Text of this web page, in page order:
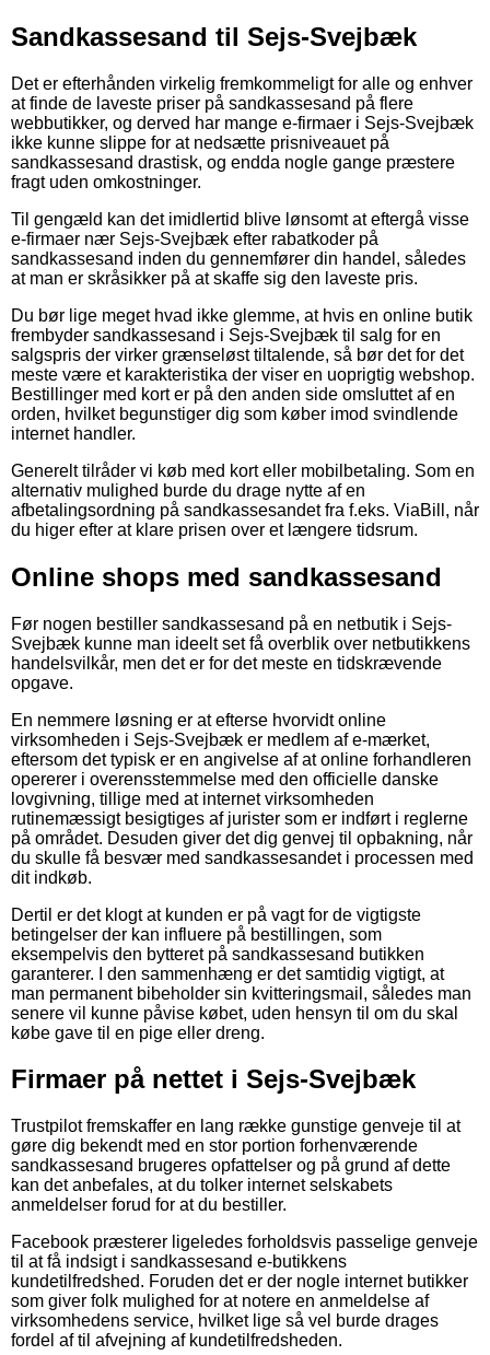
Sandkassesand til Sejs-Svejbæk
Det er efterhånden virkelig fremkommeligt for alle og enhver
at finde de laveste priser på sandkassesand på flere
webbutikker, og derved har mange e-firmaer i Sejs-Svejbæk
ikke kunne slippe for at nedsætte prisniveauet på
sandkassesand drastisk, og endda nogle gange præstere
fragt uden omkostninger.
Til gengæld kan det imidlertid blive lønsomt at eftergå visse
e-firmaer nær Sejs-Svejbæk efter rabatkoder på
sandkassesand inden du gennemfører din handel, således
at man er skråsikker på at skaffe sig den laveste pris.
Du bør lige meget hvad ikke glemme, at hvis en online butik
frembyder sandkassesand i Sejs-Svejbæk til salg for en
salgspris der virker grænseløst tiltalende, så bør det for det
meste være et karakteristika der viser en uoprigtig webshop.
Bestillinger med kort er på den anden side omsluttet af en
orden, hvilket begunstiger dig som køber imod svindlende
internet handler.
Generelt tilråder vi køb med kort eller mobilbetaling. Som en
alternativ mulighed burde du drage nytte af en
afbetalingsordning på sandkassesandet fra f.eks. ViaBill, når
du higer efter at klare prisen over et længere tidsrum.
Online shops med sandkassesand
Før nogen bestiller sandkassesand på en netbutik i Sejs-
Svejbæk kunne man ideelt set få overblik over netbutikkens
handelsvilkår, men det er for det meste en tidskrævende
opgave.
En nemmere løsning er at efterse hvorvidt online
virksomheden i Sejs-Svejbæk er medlem af e-mærket,
eftersom det typisk er en angivelse af at online forhandleren
opererer i overensstemmelse med den officielle danske
lovgivning, tillige med at internet virksomheden
rutinemæssigt besigtiges af jurister som er indført i reglerne
på området. Desuden giver det dig genvej til opbakning, når
du skulle få besvær med sandkassesandet i processen med
dit indkøb.
Dertil er det klogt at kunden er på vagt for de vigtigste
betingelser der kan influere på bestillingen, som
eksempelvis den bytteret på sandkassesand butikken
garanterer. I den sammenhæng er det samtidig vigtigt, at
man permanent bibeholder sin kvitteringsmail, således man
senere vil kunne påvise købet, uden hensyn til om du skal
købe gave til en pige eller dreng.
Firmaer på nettet i Sejs-Svejbæk
Trustpilot fremskaffer en lang række gunstige genveje til at
gøre dig bekendt med en stor portion forhenværende
sandkassesand brugeres opfattelser og på grund af dette
kan det anbefales, at du tolker internet selskabets
anmeldelser forud for at du bestiller.
Facebook præsterer ligeledes forholdsvis passelige genveje
til at få indsigt i sandkassesand e-butikkens
kundetilfredshed. Foruden det er der nogle internet butikker
som giver folk mulighed for at notere en anmeldelse af
virksomhedens service, hvilket lige så vel burde drages
fordel af til afvejning af kundetilfredsheden.